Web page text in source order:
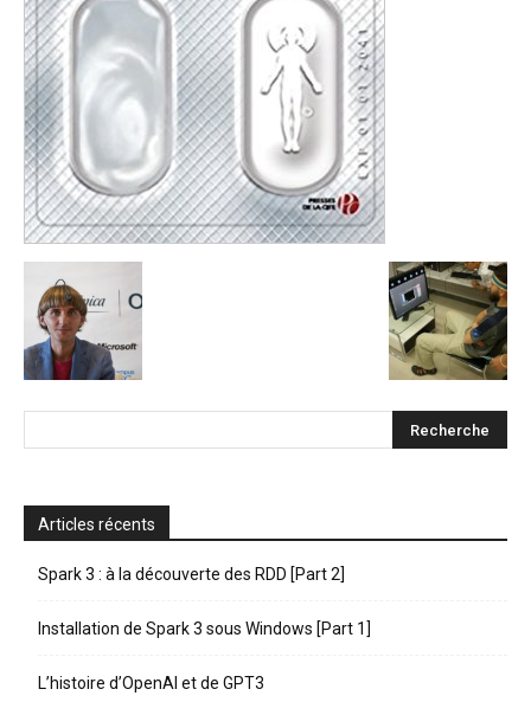
Articles récents
Spark 3 : à la découverte des RDD [Part 2]
Installation de Spark 3 sous Windows [Part 1]
L’histoire d’OpenAI et de GPT3